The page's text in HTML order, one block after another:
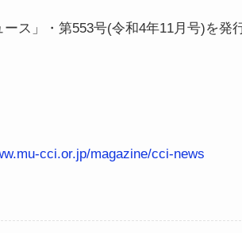
ース」・第553号(令和4年11月号)を発
cci.or.jp/magazine/cci-news